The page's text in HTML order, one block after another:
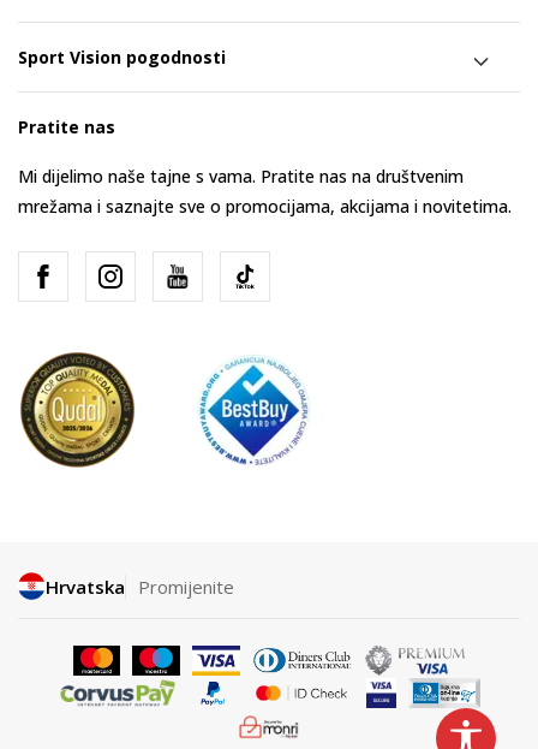
Sport Vision pogodnosti
Pratite nas
Mi dijelimo naše tajne s vama. Pratite nas na društvenim
mrežama i saznajte sve o promocijama, akcijama i novitetima.
Hrvatska Promijenite